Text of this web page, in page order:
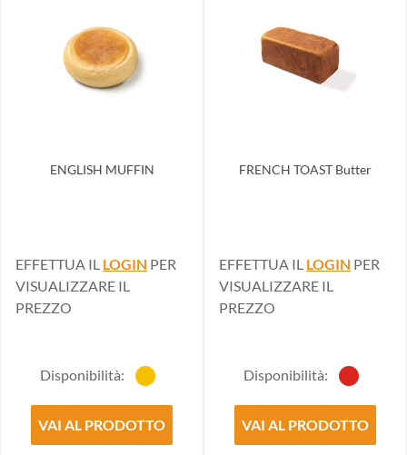
ENGLISH MUFFIN
EFFETTUA IL LOGIN PER
VISUALIZZARE IL
PREZZO
Disponibilità:
VAI AL PRODOTTO
FRENCH TOAST Butter
EFFETTUA IL LOGIN PER
VISUALIZZARE IL
PREZZO
Disponibilità:
VAI AL PRODOTTO